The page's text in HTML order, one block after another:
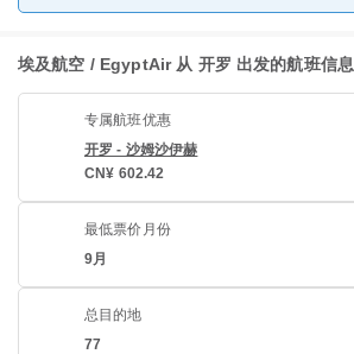
埃及航空 / EgyptAir 从 开罗 出发的航班信息
专属航班优惠
开罗 - 沙姆沙伊赫
CN¥ 602.42
最低票价月份
9月
总目的地
77